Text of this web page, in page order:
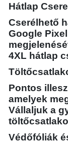
Hátlap Csere
Cserélhető
Google
4XL hátlap
Pontos
amelyek
Vállaljuk a
Védőfóliák